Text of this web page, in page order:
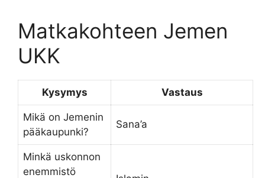
Matkakohteen Jemen
UKK
Kysymys Vastaus
Mikä on Jemenin
pääkaupunki?
Sana’a
Minkä uskonnon
enemmistö